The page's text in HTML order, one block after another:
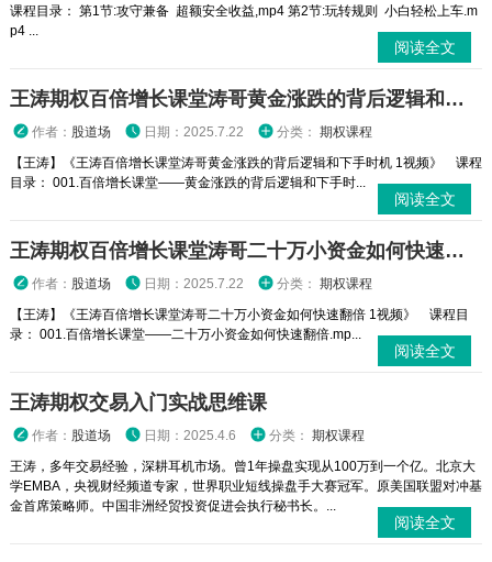
课程目录： 第1节:攻守兼备 超额安全收益,mp4 第2节:玩转规则 小白轻松上车.m
p4 ...
阅读全文
王涛期权百倍增长课堂涛哥黄金涨跌的背后逻辑和下手时机 1视频
作者： 股道场 日期：2025.7.22 分类： 期权课程
【王涛】《王涛百倍增长课堂涛哥黄金涨跌的背后逻辑和下手时机 1视频》 课程
目录： 001.百倍增长课堂——黄金涨跌的背后逻辑和下手时...
阅读全文
王涛期权百倍增长课堂涛哥二十万小资金如何快速翻倍 1视频
作者： 股道场 日期：2025.7.22 分类： 期权课程
【王涛】《王涛百倍增长课堂涛哥二十万小资金如何快速翻倍 1视频》 课程目
录： 001.百倍增长课堂——二十万小资金如何快速翻倍.mp...
阅读全文
王涛期权交易入门实战思维课
作者： 股道场 日期：2025.4.6 分类： 期权课程
王涛，多年交易经验，深耕耳机市场。曾1年操盘实现从100万到一个亿。北京大
学EMBA，央视财经频道专家，世界职业短线操盘手大赛冠军。原美国联盟对冲基
金首席策略师。中国非洲经贸投资促进会执行秘书长。...
阅读全文